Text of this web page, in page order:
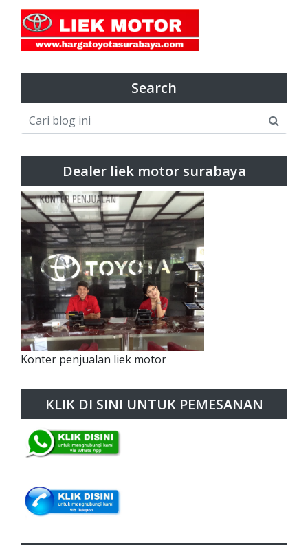
Search
Dealer liek motor surabaya
Konter penjualan liek motor
KLIK DI SINI UNTUK PEMESANAN